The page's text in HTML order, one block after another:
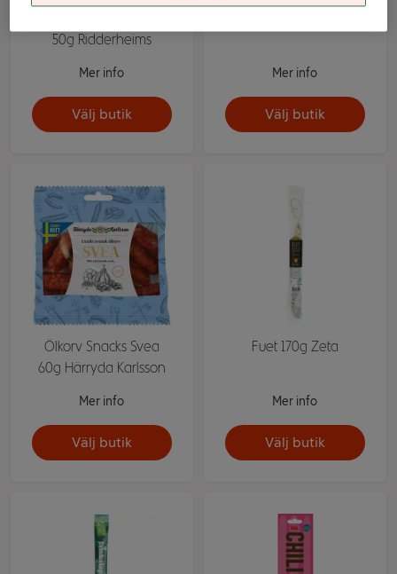
50g Ridderheims
Mer info
Välj butik
Mer info
Välj butik
Ölkorv Snacks Svea
60g Härryda Karlsson
Mer info
Välj butik
Fuet 170g Zeta
Mer info
Välj butik